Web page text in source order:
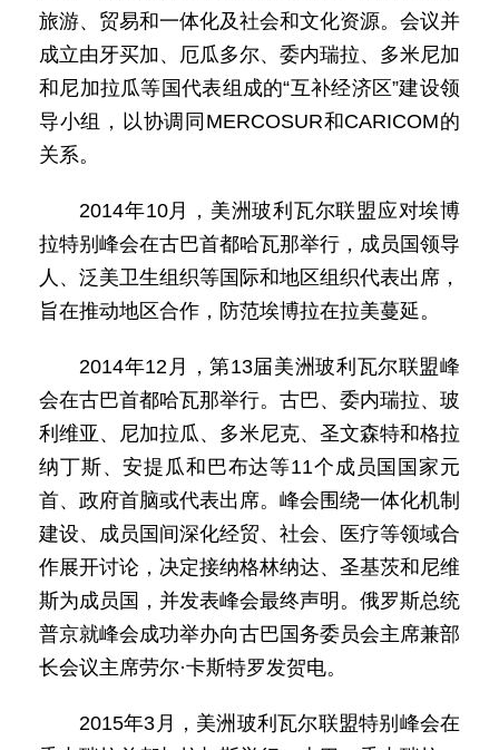
旅游、贸易和一体化及社会和文化资源。会议并
成立由牙买加、厄瓜多尔、委内瑞拉、多米尼加
和尼加拉瓜等国代表组成的“互补经济区”建设领
导小组，以协调同MERCOSUR和CARICOM的
关系。
2014年10月，美洲玻利瓦尔联盟应对埃博
拉特别峰会在古巴首都哈瓦那举行，成员国领导
人、泛美卫生组织等国际和地区组织代表出席，
旨在推动地区合作，防范埃博拉在拉美蔓延。
2014年12月，第13届美洲玻利瓦尔联盟峰
会在古巴首都哈瓦那举行。古巴、委内瑞拉、玻
利维亚、尼加拉瓜、多米尼克、圣文森特和格拉
纳丁斯、安提瓜和巴布达等11个成员国国家元
首、政府首脑或代表出席。峰会围绕一体化机制
建设、成员国间深化经贸、社会、医疗等领域合
作展开讨论，决定接纳格林纳达、圣基茨和尼维
斯为成员国，并发表峰会最终声明。俄罗斯总统
普京就峰会成功举办向古巴国务委员会主席兼部
长会议主席劳尔·卡斯特罗发贺电。
2015年3月，美洲玻利瓦尔联盟特别峰会在